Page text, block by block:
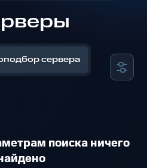
сервера
поиска ничего